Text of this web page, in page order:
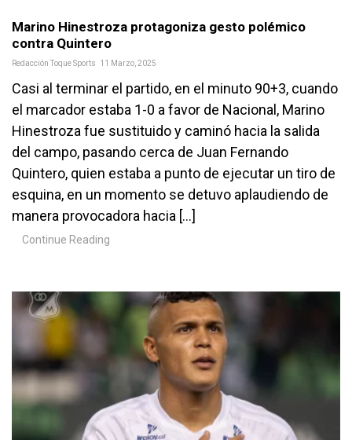
Marino Hinestroza protagoniza gesto polémico
contra Quintero
Redacción Toque Sports 11 Marzo, 2025
Casi al terminar el partido, en el minuto 90+3, cuando
el marcador estaba 1-0 a favor de Nacional, Marino
Hinestroza fue sustituido y caminó hacia la salida
del campo, pasando cerca de Juan Fernando
Quintero, quien estaba a punto de ejecutar un tiro de
esquina, en un momento se detuvo aplaudiendo de
manera provocadora hacia […]
Continue Reading